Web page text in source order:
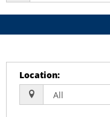
Location: